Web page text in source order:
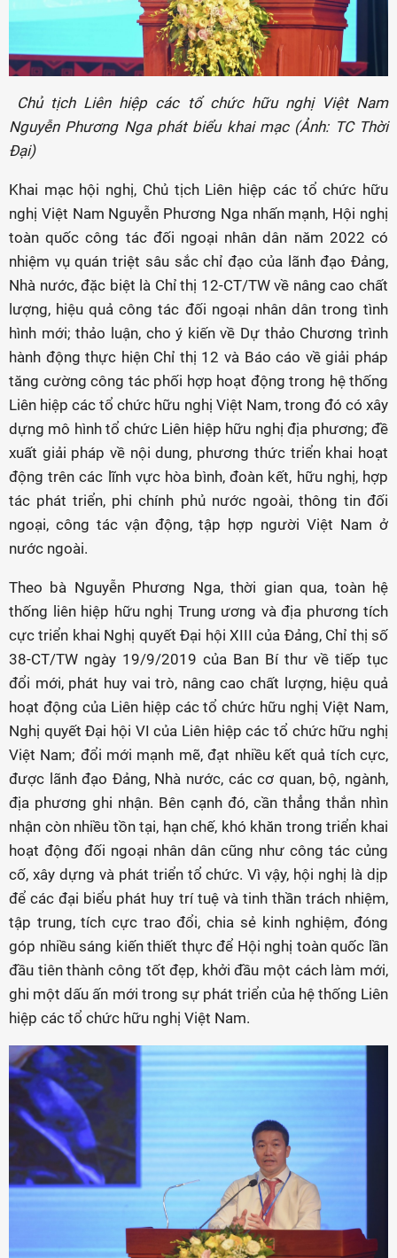
Chủ tịch Liên hiệp các tổ chức hữu nghị Việt Nam
Nguyễn Phương Nga phát biểu khai mạc (Ảnh: TC Thời
Đại)
Khai mạc hội nghị, Chủ tịch Liên hiệp các tổ chức hữu
nghị Việt Nam Nguyễn Phương Nga nhấn mạnh, Hội nghị
toàn quốc công tác đối ngoại nhân dân năm 2022 có
nhiệm vụ quán triệt sâu sắc chỉ đạo của lãnh đạo Đảng,
Nhà nước, đặc biệt là Chỉ thị 12-CT/TW về nâng cao chất
lượng, hiệu quả công tác đối ngoại nhân dân trong tình
hình mới; thảo luận, cho ý kiến về Dự thảo Chương trình
hành động thực hiện Chỉ thị 12 và Báo cáo về giải pháp
tăng cường công tác phối hợp hoạt động trong hệ thống
Liên hiệp các tổ chức hữu nghị Việt Nam, trong đó có xây
dựng mô hình tổ chức Liên hiệp hữu nghị địa phương; đề
xuất giải pháp về nội dung, phương thức triển khai hoạt
động trên các lĩnh vực hòa bình, đoàn kết, hữu nghị, hợp
tác phát triển, phi chính phủ nước ngoài, thông tin đối
ngoại, công tác vận động, tập hợp người Việt Nam ở
nước ngoài.
Theo bà Nguyễn Phương Nga, thời gian qua, toàn hệ
thống liên hiệp hữu nghị Trung ương và địa phương tích
cực triển khai Nghị quyết Đại hội XIII của Đảng, Chỉ thị số
38-CT/TW ngày 19/9/2019 của Ban Bí thư về tiếp tục
đổi mới, phát huy vai trò, nâng cao chất lượng, hiệu quả
hoạt động của Liên hiệp các tổ chức hữu nghị Việt Nam,
Nghị quyết Đại hội VI của Liên hiệp các tổ chức hữu nghị
Việt Nam; đổi mới mạnh mẽ, đạt nhiều kết quả tích cực,
được lãnh đạo Đảng, Nhà nước, các cơ quan, bộ, ngành,
địa phương ghi nhận. Bên cạnh đó, cần thẳng thắn nhìn
nhận còn nhiều tồn tại, hạn chế, khó khăn trong triển khai
hoạt động đối ngoại nhân dân cũng như công tác củng
cố, xây dựng và phát triển tổ chức. Vì vậy, hội nghị là dịp
để các đại biểu phát huy trí tuệ và tinh thần trách nhiệm,
tập trung, tích cực trao đổi, chia sẻ kinh nghiệm, đóng
góp nhiều sáng kiến thiết thực để Hội nghị toàn quốc lần
đầu tiên thành công tốt đẹp, khởi đầu một cách làm mới,
ghi một dấu ấn mới trong sự phát triển của hệ thống Liên
hiệp các tổ chức hữu nghị Việt Nam.